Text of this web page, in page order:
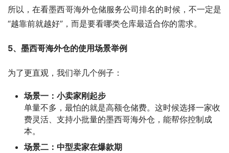
所以，在看墨西哥海外仓储服务公司排名的时候，不一定是
“越靠前就越好”，而是要看哪类仓库最适合你的需求。
5、墨西哥海外仓的使用场景举例
为了更直观，我们举几个例子：
场景一：小卖家刚起步
单量不多，最怕的就是高额仓储费。这时候选择一家收
费灵活、支持小批量的墨西哥海外仓，能帮你控制成
本。
场景二：中型卖家在爆款期